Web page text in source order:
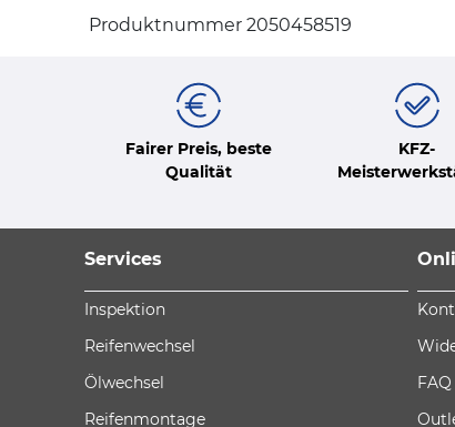
Produktnummer 2050458519
Fairer Preis, beste
Qualität
KFZ-
Services
Inspektion
Reifenwechsel
Ölwechsel
Reifenmontage
FAQ